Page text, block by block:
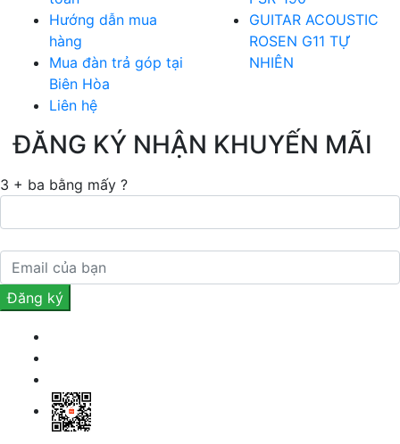
Hướng dẫn mua
hàng
Mua đàn trả góp tại
Biên Hòa
Liên hệ
GUITAR ACOUSTIC
ROSEN G11 TỰ
NHIÊN
ĐĂNG KÝ NHẬN KHUYẾN MÃI
3 + ba bằng mấy ?